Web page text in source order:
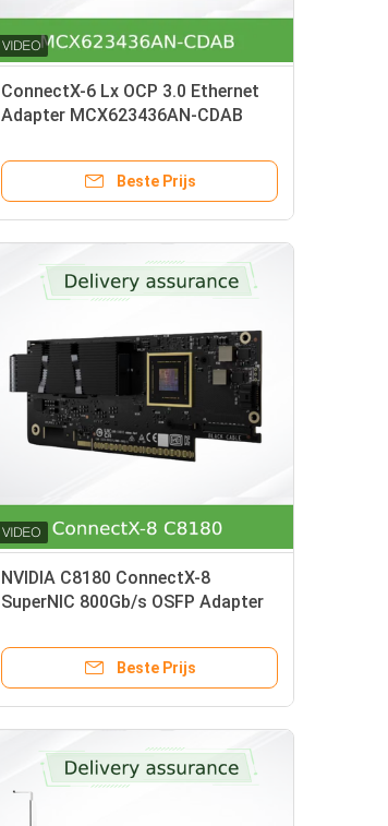
ConnectX-6 Lx OCP 3.0 Ethernet
Adapter MCX623436AN-CDAB
Root-of-Trust
Beste Prijs
NVIDIA C8180 ConnectX-8
SuperNIC 800Gb/s OSFP Adapter
Beste Prijs